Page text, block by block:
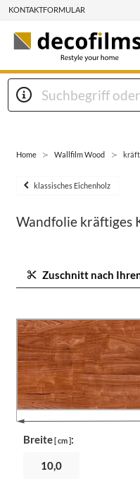
KONTAKTFORMULAR
Home Wallfilm Wood
klassisches Eichenholz
Wandfolie kräftiges
Zuschnitt nach
Breite[ cm ]: